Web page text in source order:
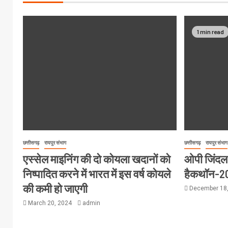
छत्तीसगढ़ रायपुर संभाग
एस्सेल माइनिंग की दो कोयला खदानों को
निष्पादित करने में भारत में इस वर्ष कोयले
की कमी हो जाएगी
March 20, 2024 admin
1 min read
छत्तीसगढ़ रायपुर संभाग
ओपी जिंदल
हैकथॉन-
December